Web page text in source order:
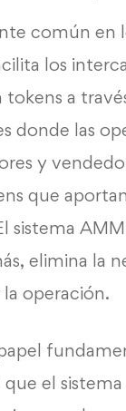
común en
los
tokens a
donde las
y
que
sistema
elimina la
operación.
el